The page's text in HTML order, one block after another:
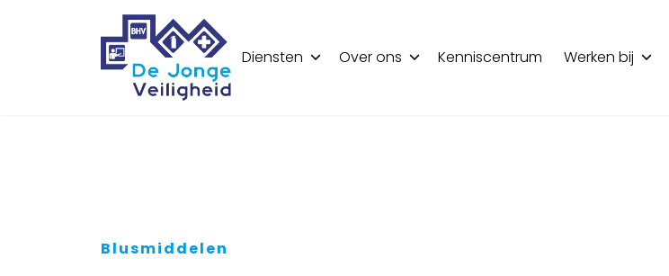
Diensten Over ons Kenniscentrum Werken bij
Blusmiddelen